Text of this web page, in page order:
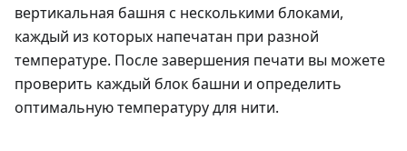
вертикальная башня с несколькими блоками,
каждый из которых напечатан при разной
температуре. После завершения печати вы можете
проверить каждый блок башни и определить
оптимальную температуру для нити.